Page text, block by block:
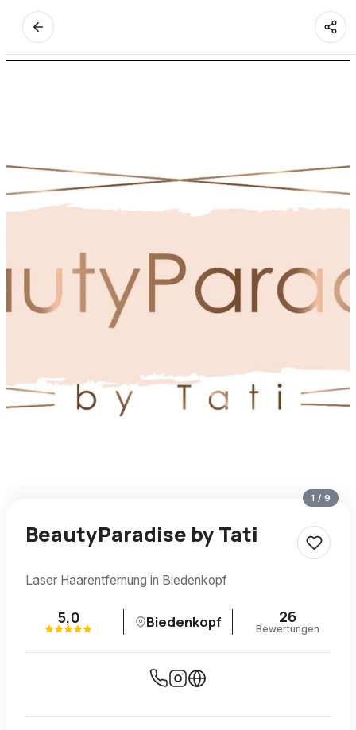
1 / 9
BeautyParadise by Tati
Laser Haarentfernung in Biedenkopf
5,0 Biedenkopf 26
Bewertungen